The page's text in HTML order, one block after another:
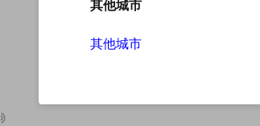
其他城市
其他城市